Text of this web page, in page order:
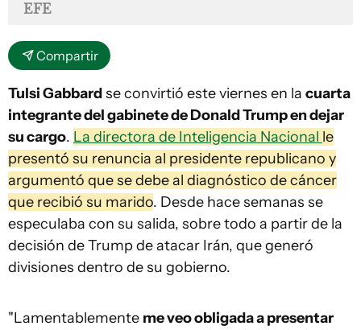
EFE
Compartir
Tulsi Gabbardse convirtió este viernes en la cuarta
integrante del gabinete de Donald Trump en dejar
su cargo. La directora de Inteligencia Nacional le
presentó su renuncia al presidente republicano y
argumentó que se debe al diagnóstico de cáncer
que recibió su marido. Desde hace semanas se
especulaba con su salida, sobre todo a partir de la
decisión de Trump de atacar Irán, que generó
divisiones dentro de su gobierno.
"Lamentablemente me veo obligada a presentar